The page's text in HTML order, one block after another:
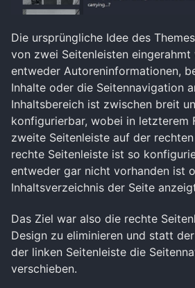
Die ursprüngliche Idee des
von zwei Seitenleisten
entweder Autoreninformationen,
Inhalte oder die Seitennavigation
Inhaltsbereich ist zwischen breit
konfigurierbar, wobei in letzterem
zweite Seitenleiste auf der
rechte Seitenleiste ist so
entweder gar nicht vorhanden ist
Inhaltsverzeichnis der Seite
Das Ziel war also die rechte
Design zu eliminieren und statt
der linken Seitenleiste die
verschieben.